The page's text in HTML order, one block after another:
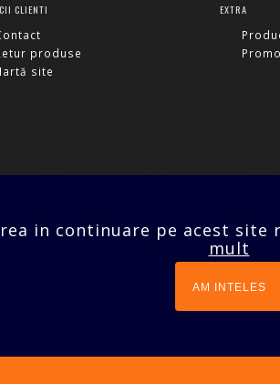
CLIENTI
produse
site
EXTRA
in continuare pe acest
mult
AM INTELES